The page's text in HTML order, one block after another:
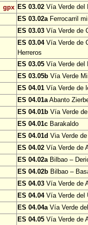
gpx ES 03.02 Vía Verde del
ES 03.02aFerrocarril
ES 03.03 Vía Verde de
ES 03.04Vía Verde de
Herreros
ES 03.05 Vía Verde del
ES 03.05b Vía Verde
ES 04.01 Vía Verde de
ES 04.01aAbanto
ES 04.01b Vía Verde
ES 04.01c Barakaldo
ES 04.01d Via Verde
ES 04.02 Vía Verde de
ES 04.02aBilbao –
ES 04.02b Bilbao –
ES 04.03 Vía Verde de
ES 04.04Vía Verde del
ES 04.04aVía Verde
ES 04.05 Vía Verde de